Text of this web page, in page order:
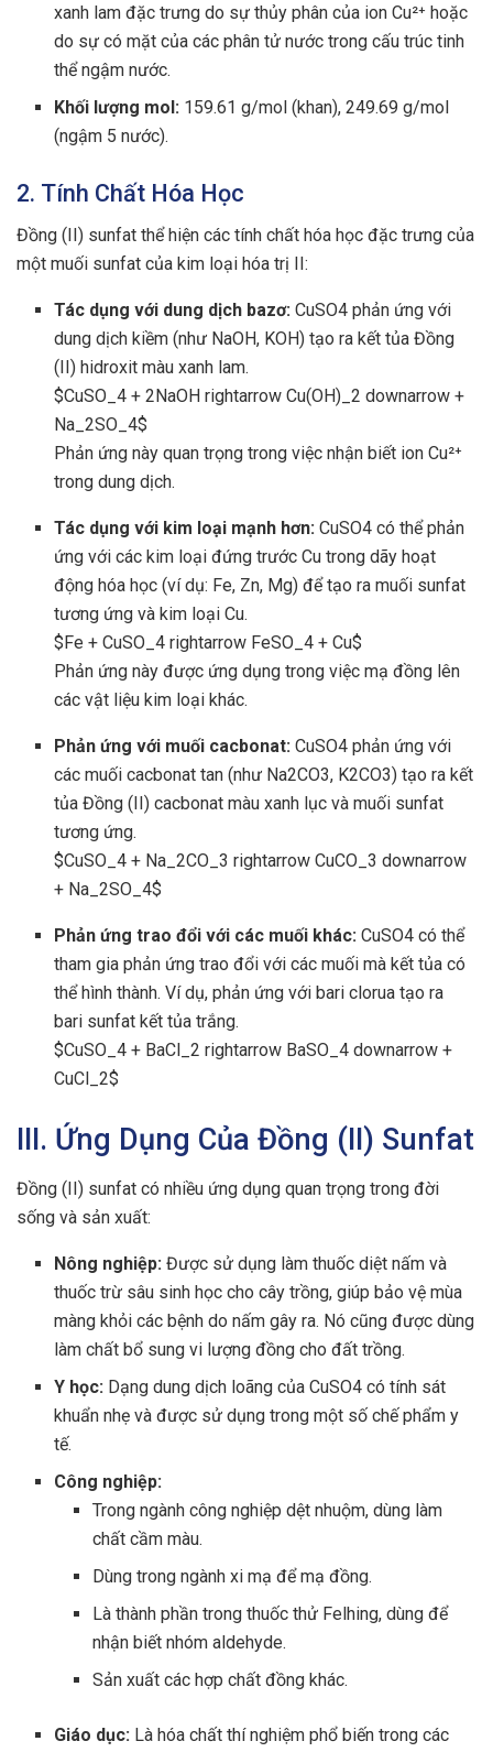
xanh lam đặc trưng do sự thủy phân của ion Cu²⁺ hoặc
do sự có mặt của các phân tử nước trong cấu trúc tinh
thể ngậm nước.
Khối lượng mol: 159.61 g/mol (khan), 249.69 g/mol
(ngậm 5 nước).
2. Tính Chất Hóa Học
Đồng (II) sunfat thể hiện các tính chất hóa học đặc trưng của
một muối sunfat của kim loại hóa trị II:
Tác dụng với dung dịch bazơ: CuSO4 phản ứng với
dung dịch kiềm (như NaOH, KOH) tạo ra kết tủa Đồng
(II) hidroxit màu xanh lam.
$CuSO_4 + 2NaOH rightarrow Cu(OH)_2 downarrow +
Na_2SO_4$
Phản ứng này quan trọng trong việc nhận biết ion Cu²⁺
trong dung dịch.
Tác dụng với kim loại mạnh hơn: CuSO4 có thể phản
ứng với các kim loại đứng trước Cu trong dãy hoạt
động hóa học (ví dụ: Fe, Zn, Mg) để tạo ra muối sunfat
tương ứng và kim loại Cu.
$Fe + CuSO_4 rightarrow FeSO_4 + Cu$
Phản ứng này được ứng dụng trong việc mạ đồng lên
các vật liệu kim loại khác.
Phản ứng với muối cacbonat: CuSO4 phản ứng với
các muối cacbonat tan (như Na2CO3, K2CO3) tạo ra kết
tủa Đồng (II) cacbonat màu xanh lục và muối sunfat
tương ứng.
$CuSO_4 + Na_2CO_3 rightarrow CuCO_3 downarrow
+ Na_2SO_4$
Phản ứng trao đổi với các muối khác: CuSO4 có thể
tham gia phản ứng trao đổi với các muối mà kết tủa có
thể hình thành. Ví dụ, phản ứng với bari clorua tạo ra
bari sunfat kết tủa trắng.
$CuSO_4 + BaCl_2 rightarrow BaSO_4 downarrow +
CuCl_2$
III. Ứng Dụng Của Đồng (II) Sunfat
Đồng (II) sunfat có nhiều ứng dụng quan trọng trong đời
sống và sản xuất:
Nông nghiệp: Được sử dụng làm thuốc diệt nấm và
thuốc trừ sâu sinh học cho cây trồng, giúp bảo vệ mùa
màng khỏi các bệnh do nấm gây ra. Nó cũng được dùng
làm chất bổ sung vi lượng đồng cho đất trồng.
Y học: Dạng dung dịch loãng của CuSO4 có tính sát
khuẩn nhẹ và được sử dụng trong một số chế phẩm y
tế.
Công nghiệp:
Trong ngành công nghiệp dệt nhuộm, dùng làm
chất cầm màu.
Dùng trong ngành xi mạ để mạ đồng.
Là thành phần trong thuốc thử Felhing, dùng để
nhận biết nhóm aldehyde.
Sản xuất các hợp chất đồng khác.
Giáo dục: Là hóa chất thí nghiệm phổ biến trong các